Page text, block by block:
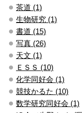
茶道 (1)
生物研究 (1)
書道 (15)
写真 (26)
天文 (1)
ＥＳＳ (10)
化学同好会 (1)
競技かるた (10)
数学研究同好会 (1)